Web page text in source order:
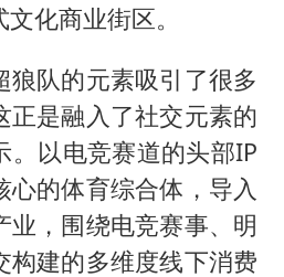
化商业街区。
狼队的元素吸引了很多
正是融入了社交元素的
。以电竞赛道的头部IP
的体育综合体，导入
业，围绕电竞赛事、明
构建的多维度线下消费